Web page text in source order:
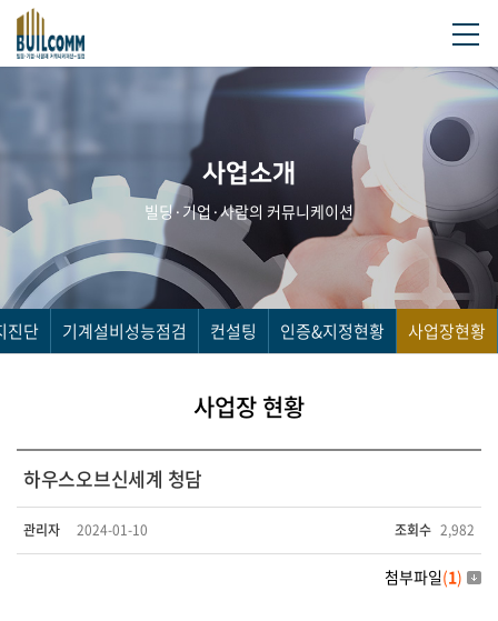
사업소개
빌딩·기업·사람의 커뮤니케이션
진단 기계설비성능점검 컨설팅 인증&지정현황 사업장현황
사업장 현황
하우스오브신세계 청담
관리자 2024-01-10 조회수 2,982
첨부파일(1)